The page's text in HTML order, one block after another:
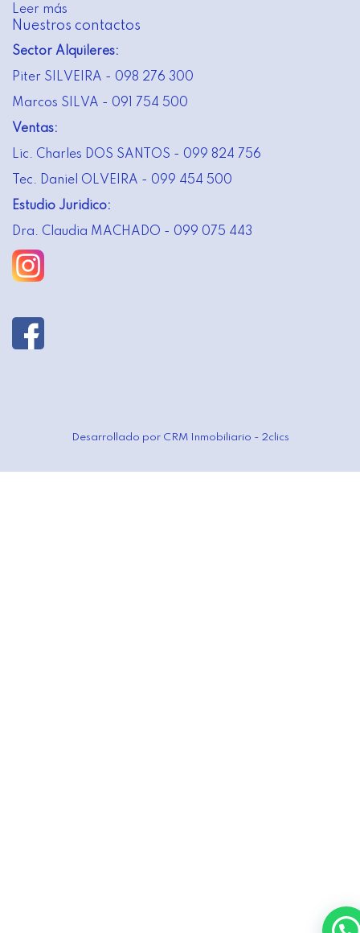
Leer más
Nuestros contactos
Sector Alquileres:
Piter SILVEIRA - 098 276 300
Marcos SILVA - 091 754 500
Ventas:
Lic. Charles DOS SANTOS - 099 824 756
Tec. Daniel OLVEIRA - 099 454 500
Estudio Juridico:
Dra. Claudia MACHADO - 099 075 443
Desarrollado por CRM Inmobiliario - 2clics